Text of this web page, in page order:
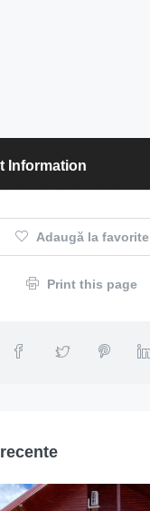
Information
Adaugă la favorite
Print this page